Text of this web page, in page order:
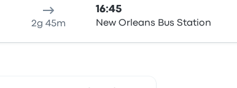
2g 45m
16:45
New Orleans Bus Station